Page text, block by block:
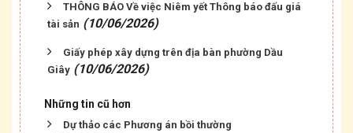
THÔNG BÁO Về việc Niêm yết Thông báo đấu giá
tài sản (10/06/2026)
Giấy phép xây dựng trên địa bàn phường Dầu
Giây (10/06/2026)
Những tin cũ hơn
Dự thảo các Phương án bồi thường